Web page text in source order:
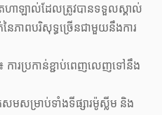
ហាឡាល់ដែលត្រូវបានទទួលស្គាល់
ភាពបរិសុទ្ធច្រើនជាមួយនឹងការ
រប្រកាន់ខ្ជាប់ពេញលេញទៅនឹង
មសម្រាប់ទាំងទីផ្សារម៉ូស្លីម និង